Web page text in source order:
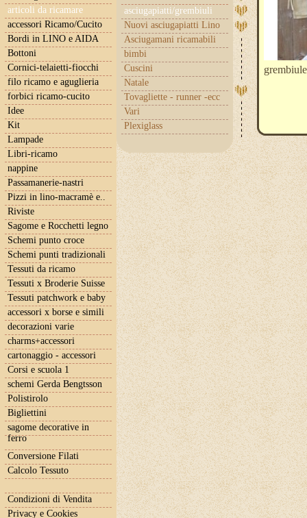
articoli da ricamare
asciugapiatti/grembiuli
Nuovi asciugapiatti Lino
Asciugamani ricamabili
bimbi
Cuscini
Natale
Tovagliette - runner -ecc
Vari
Plexiglass
accessori Ricamo/Cucito
Bordi in LINO e AIDA
Bottoni
Cornici-telaietti-fiocchi
filo ricamo e aguglieria
forbici ricamo-cucito
Idee
Kit
Lampade
Libri-ricamo
nappine
Passamanerie-nastri
Pizzi in lino-macramè e..
Riviste
Sagome e Rocchetti legno
Schemi punto croce
Schemi punti tradizionali
Tessuti da ricamo
Tessuti x Broderie Suisse
Tessuti patchwork e baby
accessori x borse e simili
decorazioni varie
charms+accessori
cartonaggio - accessori
Corsi e scuola 1
schemi Gerda Bengtsson
Polistirolo
Bigliettini
sagome decorative in
ferro
Conversione Filati
Calcolo Tessuto
Condizioni di Vendita
Privacy e Cookies